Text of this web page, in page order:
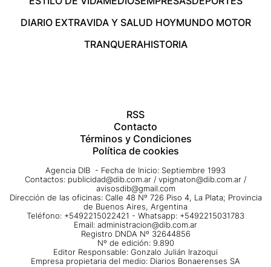
DIARIO EXTRAVIDA Y SALUD HOYMUNDO MOTOR
TRANQUERAHISTORIA
RSS
Contacto
Términos y Condiciones
Política de cookies
Agencia DIB - Fecha de Inicio: Septiembre 1993
Contactos: publicidad@dib.com.ar / vpignaton@dib.com.ar /
avisosdib@gmail.com
Dirección de las oficinas: Calle 48 Nº 726 Piso 4, La Plata; Provincia
de Buenos Aires, Argentina
Teléfono: +5492215022421 - Whatsapp: +5492215031783
Email: administracion@dib.com.ar
Registro DNDA Nº 32644856
Nº de edición: 9.890
Editor Responsable: Gonzalo Julián Irazoqui
Empresa propietaria del medio: Diarios Bonaerenses SA